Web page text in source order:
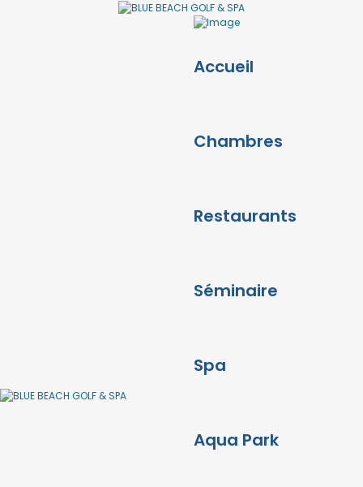
Accueil
Chambres
Restaurants
Séminaire
Spa
Aqua Park